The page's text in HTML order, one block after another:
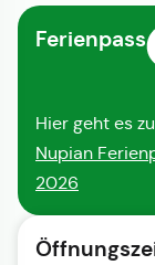
Ferienpass
Hier geht es
Nupian
2026